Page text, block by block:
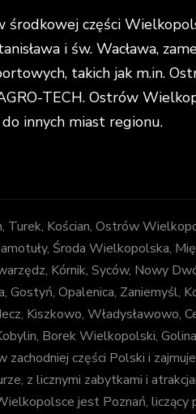
części
i św. Wacława,
takich jak m.in.
TECH. Ostrów
innych miast regionu.
Turek, Kościan, Ostrów
Środa Wielkopolska,
Kórnik, Syców, Nowy
Gostyń, Opalenica,
Kiszkowo,
Borek Wielkopolski,
części Polski i
z licznymi zabytkami i
jest Poznań,